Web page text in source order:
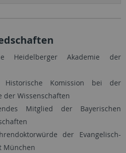
Akademie der
Komission bei der
der Wissenschaften
Mitglied der Bayerischen
der Evangelisch-
München